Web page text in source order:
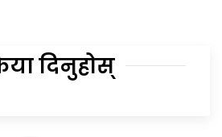
दिनुहोस्